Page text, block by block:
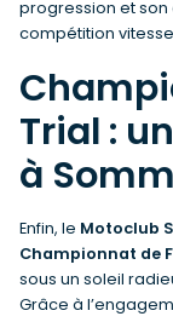
progression et
compétition
Trial :
à
Enfin, le Motoclub
Championnat de
sous un soleil
Grâce à